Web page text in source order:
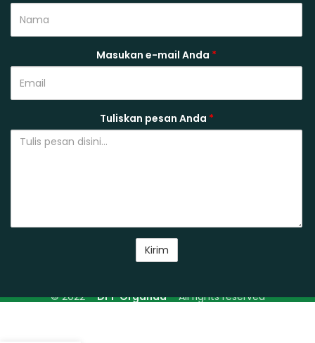
Masukan e-mail Anda *
Tuliskan pesan Anda *
© 2022 –DPP Organda– All rights reserved